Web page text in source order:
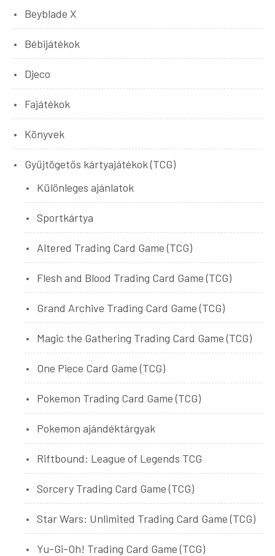
Beyblade X
Bébijátékok
Djeco
Fajátékok
Könyvek
Gyűjtögetős kártyajátékok (TCG)
Különleges ajánlatok
Sportkártya
Altered Trading Card Game (TCG)
Flesh and Blood Trading Card Game (TCG)
Grand Archive Trading Card Game (TCG)
Magic the Gathering Trading Card Game (TCG)
One Piece Card Game (TCG)
Pokemon Trading Card Game (TCG)
Pokemon ajándéktárgyak
Riftbound: League of Legends TCG
Sorcery Trading Card Game (TCG)
Star Wars: Unlimited Trading Card Game (TCG)
Yu-Gi-Oh! Trading Card Game (TCG)